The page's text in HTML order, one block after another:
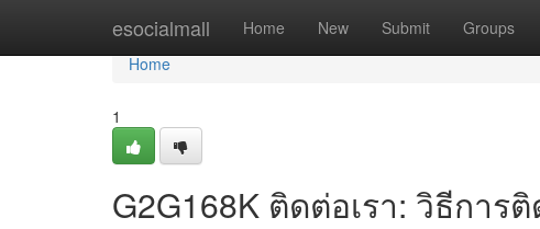
esocialmall Home New Submit Groups
Home
Home
1
G2G168K ติดต่อเรา: วิธีการ